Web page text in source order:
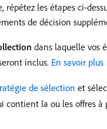
répétez les étapes ci-
de décision
dans laquelle vos
inclus. En savoir plus
de sélection et
contient la ou les offres à